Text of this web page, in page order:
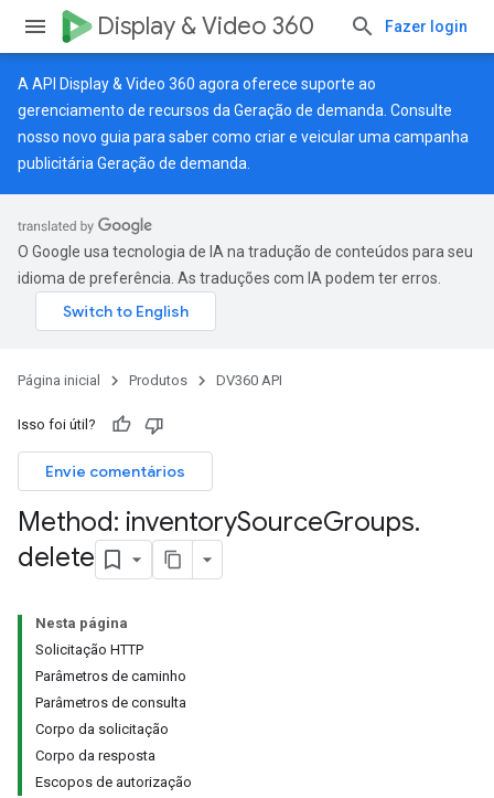
Display & Video 360 Fazer login
A API Display & Video 360 agora oferece suporte ao
gerenciamento de recursos da Geração de demanda. Consulte
nosso novo guia para saber como criar e veicular uma campanha
publicitária Geração de demanda.
O Google usa tecnologia de IA na tradução de conteúdos para seu
idioma de preferência. As traduções com IA podem ter erros.
Página inicial Produtos DV360 API
Isso foi útil?
Envie comentários
Method: inventorySourceGroups.
delete
Nesta página
Solicitação HTTP
Parâmetros de caminho
Parâmetros de consulta
Corpo da solicitação
Corpo da resposta
Escopos de autorização